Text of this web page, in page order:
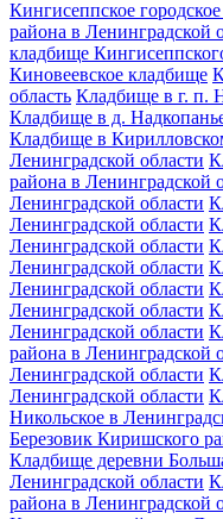
Кингисеппское
района в Ленинградской
кладбище
Киновеевское кладбище
область Кладбище в г. п.
Кладбище в д.
Кладбище в
Ленинградской области
района в Ленинградской
Ленинградской области
Ленинградской области
Ленинградской области
Ленинградской области
Ленинградской области
Ленинградской области
Ленинградской области
района в Ленинградской
Ленинградской области
Ленинградской области
Никольское в
Березовик Киришского
Кладбище деревни
Ленинградской области
района в Ленинградской